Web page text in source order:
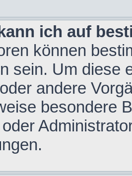
ich auf
können
sein. Um diese
andere
besondere